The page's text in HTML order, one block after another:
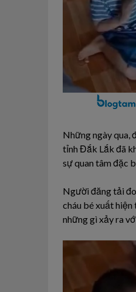
Những ngày qua,
tỉnh Đắk Lắk đã
sự quan tâm đặc
Người đăng tải
cháu bé xuất hiện
những gì xảy ra